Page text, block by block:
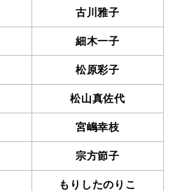
古川雅子
細木一子
松原彩子
松山真佐代
宮嶋幸枝
宗方節子
もりしたのりこ